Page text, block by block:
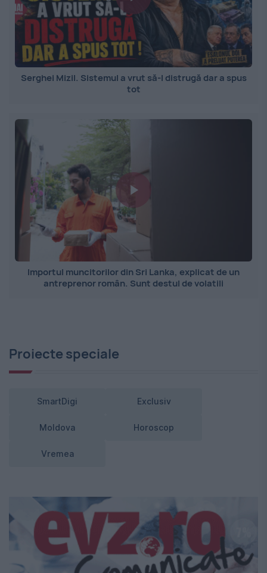
Serghei Mizil. Sistemul a vrut să-l distrugă dar a spus
tot
Importul muncitorilor din Sri Lanka, explicat de un
antreprenor român. Sunt destul de volatili
Proiecte speciale
SmartDigi Exclusiv
Moldova Horoscop
Vremea